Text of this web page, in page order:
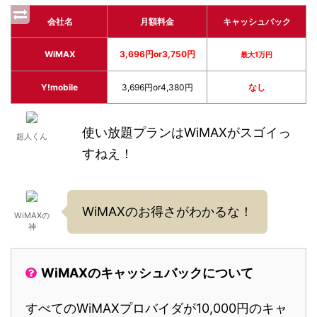
会社名 月額料金 キャッシュバック
WiMAX 3,696円or3,750円 最大1万円
Y!mobile 3,696円or4,380円 なし
超人くん
使い放題プランはWiMAXがスゴイっ
すねえ！
WiMAXの
神
WiMAXのお得さがわかるな！
WiMAXのキャッシュバックについて
すべてのWiMAXプロバイダが10,000円のキャ